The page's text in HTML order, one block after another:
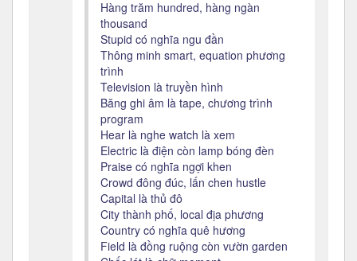
Hàng trăm hundred, hàng ngàn
thousand
Stupid có nghĩa ngu đần
Thông minh smart, equation phương
trình
Television là truyền hình
Băng ghi âm là tape, chương trình
program
Hear là nghe watch là xem
Electric là điện còn lamp bóng đèn
Praise có nghĩa ngợi khen
Crowd đông đúc, lấn chen hustle
Capital là thủ đô
City thành phố, local địa phương
Country có nghĩa quê hương
Field là đồng ruộng còn vườn garden